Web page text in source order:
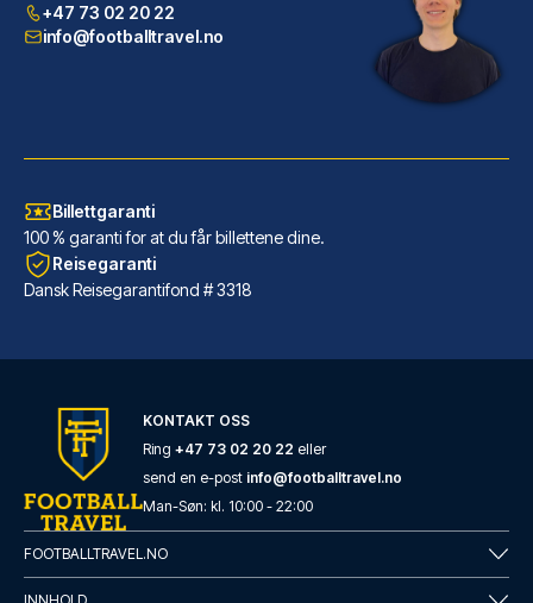
LES MER OM HOTELLET
Good Morning Gelsenkirchen Cit...
LES MER OM HOTELLET
+47 73 02 20 22
info@footballtravel.no
Billettgaranti
100 % garanti for at du får billettene dine.
Reisegaranti
Dansk Reisegarantifond # 3318
KONTAKT OSS
Ring +47 73 02 20 22 eller
send en e-post info@footballtravel.no
Man-Søn: kl. 10:00 - 22:00
FOOTBALLTRAVEL.NO